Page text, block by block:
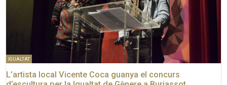
IGUALTAT
L’artista local Vicente Coca guanya el concurs